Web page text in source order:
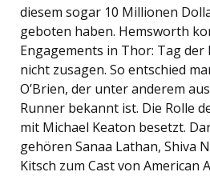
diesem sogar 10 Millionen
geboten haben. Hemsworth
Engagements in Thor: Tag der
nicht zusagen. So entschied
O’Brien, der unter anderem
Runner bekannt ist. Die Rolle
mit Michael Keaton besetzt.
gehören Sanaa Lathan, Shiva
Kitsch zum Cast von American